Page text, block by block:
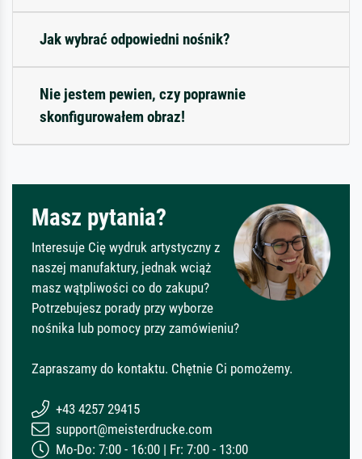
Jak wybrać odpowiedni nośnik?
Nie jestem pewien, czy poprawnie
skonfigurowałem obraz!
Masz pytania?
Interesuje Cię wydruk artystyczny z
naszej manufaktury, jednak wciąż
masz wątpliwości co do zakupu?
Potrzebujesz porady przy wyborze
nośnika lub pomocy przy zamówieniu?
Zapraszamy do kontaktu. Chętnie Ci pomożemy.
+43 4257 29415
support@meisterdrucke.com
Mo-Do: 7:00 - 16:00 | Fr: 7:00 - 13:00